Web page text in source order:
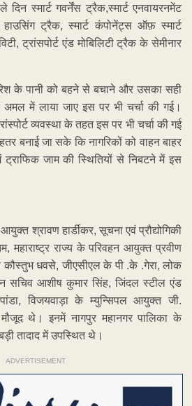
स्मार्ट गवर्नेंस ट्रैक,स्मार्ट एनवायरनमेंट
हाउसिंग ट्रैक, स्मार्ट कंपोनेंट्स ऑफ़ स्मार्ट
ट्रांसपोर्ट एंड मोबिलिटी ट्रैक के सेमीनार
के पानी को बहने से बचाने और उसका सही
में लाया जाए इस पर भी चर्चा की गई।
व्यवस्था के तहत इस पर भी चर्चा की गई
बनाई जा सके कि नागरिकों को वाहन बाहर
ट्राफिक जाम की स्थितियों से निबटने में इस
श्रावण हार्डीकर, सूचना एवं प्रौद्योगिकी
महाराष्ट्र राज्य के परिवहन आयुक्त प्रवीण
धवसे, जीएसीएल के पी .के .गेरा, लोक
सचिव आशीष कुमार सिंह, जिंदल स्टील एंड
विजयवाड़ा के म्युन्सिपल आयुक्त जी.
थे। इनमें नागपुर महानगर पालिका के
तादाद में उपस्थित थे।
ADVERTISEMENT